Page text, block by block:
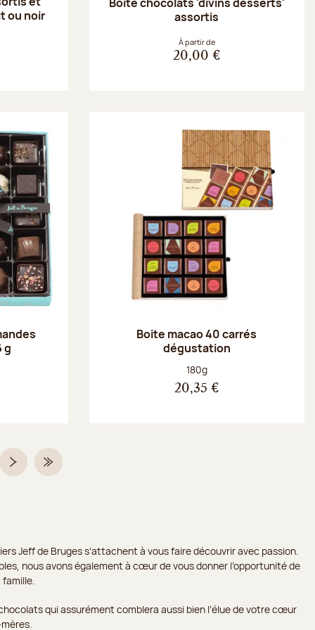
ou noir
assortis
À partir de
20,00 €
g
Boite macao 40 carrés
dégustation
Poids net :
180g
20,35 €
Page suivanteDernière page
Jeff de Bruges s’attachent à vous faire découvrir avec passion.
nous avons également à cœur de vous donner l’opportunité de
qui assurément comblera aussi bien l’élue de votre cœur